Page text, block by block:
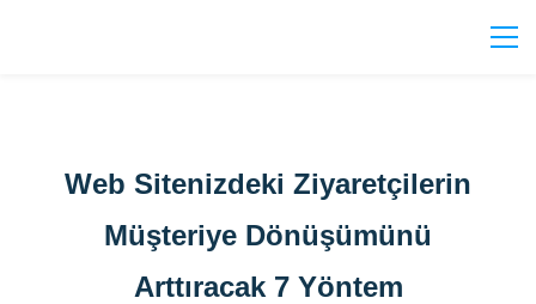
Web Sitenizdeki Ziyaretçilerin
Müşteriye Dönüşümünü
Arttıracak 7 Yöntem